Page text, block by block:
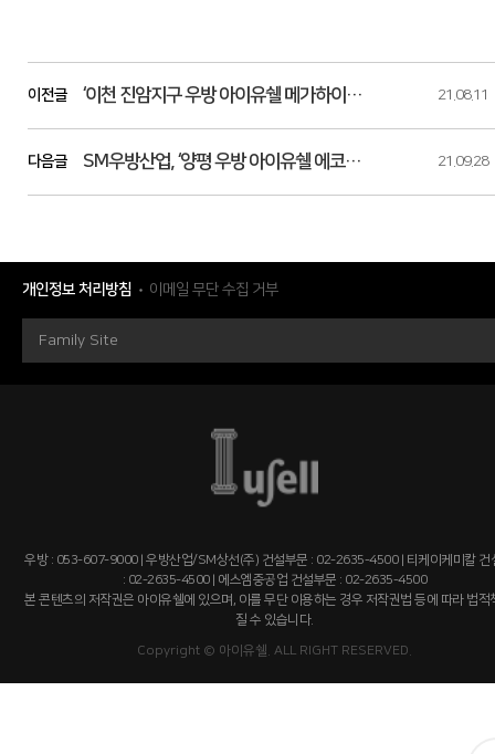
이전글 ‘이천 진암지구 우방 아이유쉘 메가하이브’ 완판! 21.08.11
다음글 SM우방산업, ‘양평 우방 아이유쉘 에코리버’ 분양 돌입 21.09.28
개인정보 처리방침 이메일 무단 수집 거부
Family Site
우방 : 053-607-9000 | 우방산업/SM상선(주) 건설부문 : 02-2635-4500 | 티케이케미칼 건
: 02-2635-4500 | 에스엠중공업 건설부문 : 02-2635-4500
본 콘텐츠의 저작권은 아이유쉘에 있으며, 이를 무단 이용하는 경우 저작권법 등에 따라 법적
질 수 있습니다.
Copyright © 아이유쉘. ALL RIGHT RESERVED.